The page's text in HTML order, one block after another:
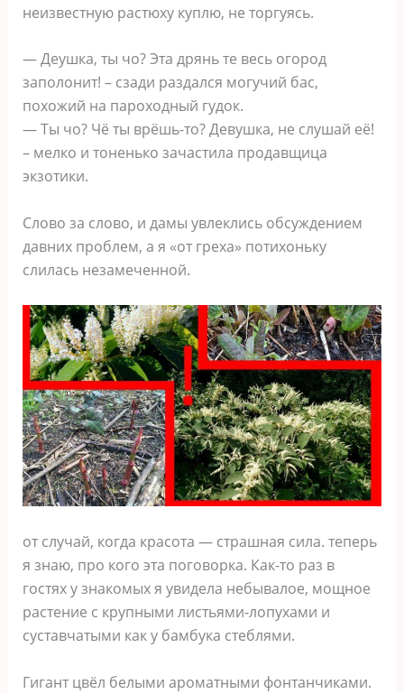
неизвестную растюху куплю, не торгуясь.
— Деушка, ты чо? Эта дрянь те весь огород
заполонит! – сзади раздался могучий бас,
похожий на пароходный гудок.
— Ты чо? Чё ты врёшь-то? Девушка, не слушай её!
– мелко и тоненько зачастила продавщица
экзотики.
Слово за слово, и дамы увлеклись обсуждением
давних проблем, а я «от греха» потихоньку
слилась незамеченной.
от случай, когда красота — страшная сила. теперь
я знаю, про кого эта поговорка. Как-то раз в
гостях у знакомых я увидела небывалое, мощное
растение с крупными листьями-лопухами и
суставчатыми как у бамбука стеблями.
Гигант цвёл белыми ароматными фонтанчиками.